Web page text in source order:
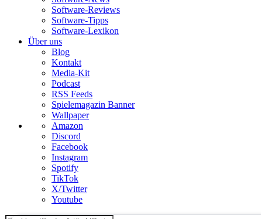
Software-Reviews
Software-Tipps
Software-Lexikon
Über uns
Blog
Kontakt
Media-Kit
Podcast
RSS Feeds
Spielemagazin Banner
Wallpaper
Amazon
Discord
Facebook
Instagram
Spotify
TikTok
X/Twitter
Youtube